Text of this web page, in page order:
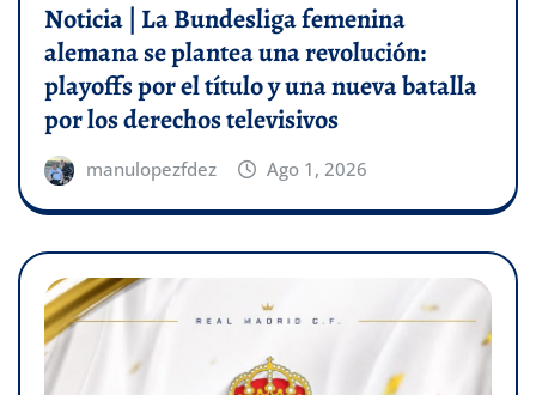
Noticia | La Bundesliga femenina
alemana se plantea una revolución:
playoffs por el título y una nueva batalla
por los derechos televisivos
manulopezfdez Ago 1, 2026